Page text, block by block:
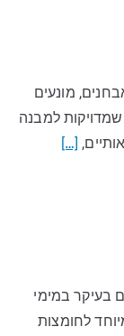
מונעים
למבנה
[…]
בעיקר במימי
לחומצות